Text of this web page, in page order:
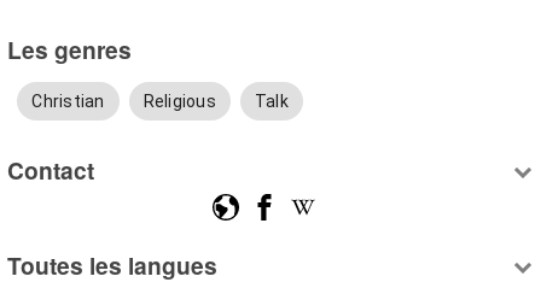
Les genres
Christian Religious Talk
Contact
Toutes les langues